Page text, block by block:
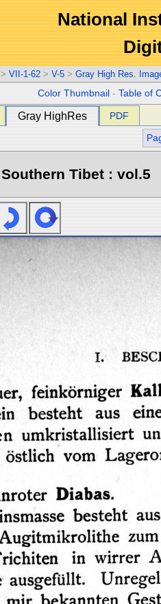
National
> VII-1-62 > V-5 > Gray High Res.
Color Thumbnail -Table of
Gray HighRes PDF
Southern Tibet : vol.5